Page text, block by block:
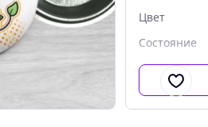
Цвет
Состояние